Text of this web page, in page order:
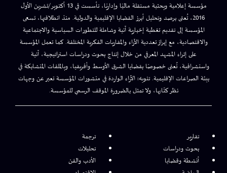
مؤسسة إعلامية وبحثية مستقلة ماليًا وإداريًا، تأسست في 13 أكتوبر/تشرين الأول
2016، تُعنى برصد وتحليل أبرز القضايا الإقليمية والدولية. منذ انطلاقتها، تسعى
المؤسسة إلى تقديم تغطية إخبارية آنية وشاملة للتطورات السياسية والاجتماعية
والاقتصادية، مع إبراز تعددية الآراء والمقاربات الفكرية المختلفة. كما تعمل المؤسسة
على إثراء المشهد المعرفي من خلال إنتاج بحوث ودراسات استراتيجية، آنية
واستشرافية، تُعنى خصوصًا بقضايا الشرق الأوسط وأفريقيا، وبالملفات المتشابكة في
بيئة الصراعات الإقليمية. تنويه: الآراء الواردة في منشورات المؤسسة تعبر عن وجهات
نظر كتّابها، ولا تمثل بالضرورة الموقف الرسمي للمؤسسة.
تقارير
ترجمة
بحوث ودراسات
تحليلات
أنشطة وقضايا
الأدب والفن